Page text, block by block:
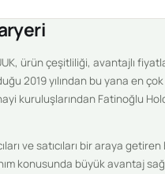
ürün çeşitliliği, avantajlı
2019 yılından bu yana en
kuruluşlarından Fatinoğlu
ve satıcıları bir araya
konusunda büyük avantaj